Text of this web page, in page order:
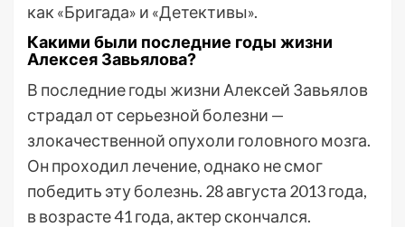
как «Бригада» и «Детективы».
Какими были последние годы жизни
Алексея Завьялова?
В последние годы жизни Алексей Завьялов
страдал от серьезной болезни —
злокачественной опухоли головного мозга.
Он проходил лечение, однако не смог
победить эту болезнь. 28 августа 2013 года,
в возрасте 41 года, актер скончался.